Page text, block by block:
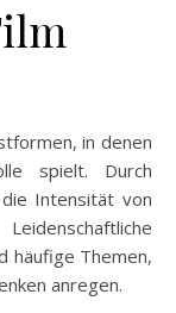
in denen
spielt. Durch
Intensität von
häufige Themen,
anregen.